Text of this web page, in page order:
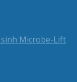
Microbe-Lift